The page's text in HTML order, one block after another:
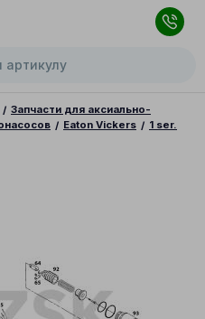
Запчасти для аксиально-
Eaton Vickers
1 ser.